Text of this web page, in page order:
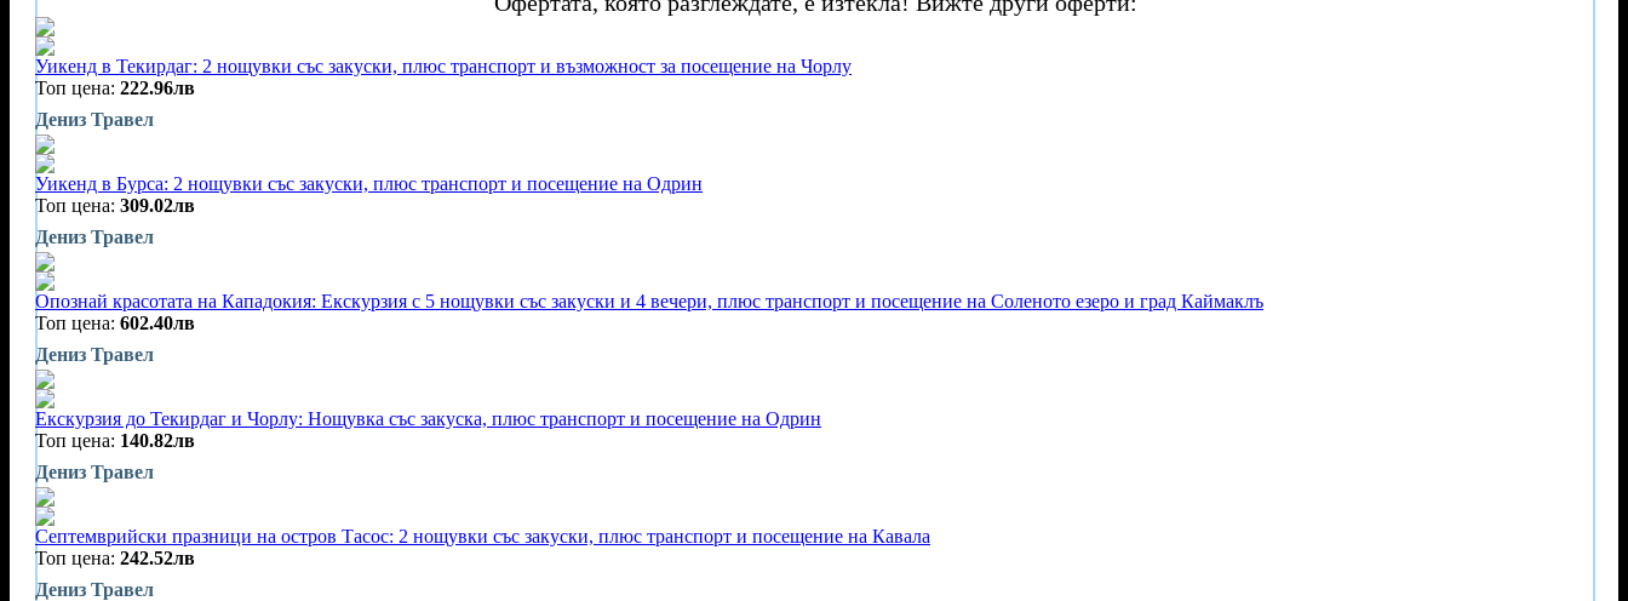
Уикенд в Текирдаг: 2 нощувки със закуски, плюс транспорт и възможност за посещение на Чорлу
Топ цена: 222.96лв
Дениз Травел
Уикенд в Бурса: 2 нощувки със закуски, плюс транспорт и посещение на Одрин
Топ цена: 309.02лв
Дениз Травел
Опознай красотата на Кападокия: Екскурзия с 5 нощувки със закуски и 4 вечери, плюс транспорт и посещение на Соленото езеро и град Каймаклъ
Топ цена: 602.40лв
Дениз Травел
Екскурзия до Текирдаг и Чорлу: Нощувка със закуска, плюс транспорт и посещение на Одрин
Топ цена: 140.82лв
Дениз Травел
Септемврийски празници на остров Тасос: 2 нощувки със закуски, плюс транспорт и посещение на Кавала
Топ цена: 242.52лв
Дениз Травел